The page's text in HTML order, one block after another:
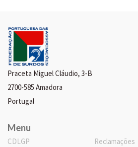
Praceta Miguel Cláudio, 3-B
2700-585 Amadora
Portugal
Menu
CDLGP
Reclamações